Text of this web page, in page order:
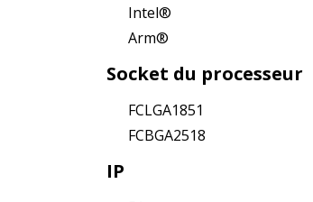
Intel®
Arm®
Socket du processeur
FCLGA1851
FCBGA2518
IP